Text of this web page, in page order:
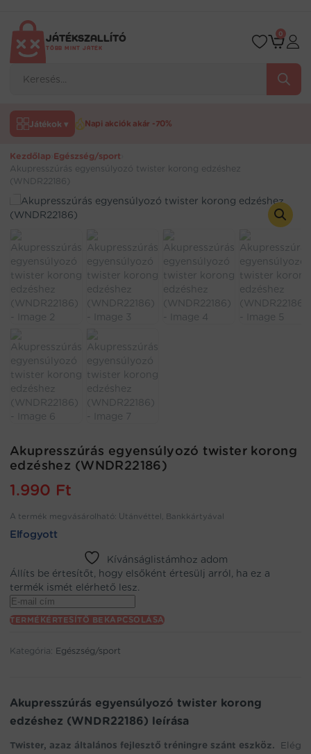
tartalomraJÁTÉKSZALLÍTÓ
TÖBB MINT JÁTÉK
search
0
Játékok ▾ Napi akciók akár -70%
Kezdőlap Egészség/sport
Akupresszúrás egyensúlyozó twister korong edzéshez
(WNDR22186)
Akupresszúrás egyensúlyozó twister korong
edzéshez (WNDR22186)
1.990 Ft
A termék megvásárolható: Utánvéttel, Bankkártyával
Elfogyott
Kívánságlistámhoz adom
Állíts be értesítőt, hogy elsőként értesülj arról, ha ez a
termék ismét elérhető lesz.
Enter
your
email
to
waitlist
this
product
TERMÉKÉRTESÍTŐ BEKAPCSOLÁSA
Kategória: Egészség/sport
Akupresszúrás egyensúlyozó twister korong
edzéshez (WNDR22186) leírása
Twister, azaz általános fejlesztő tréningre szánt eszköz.
Elég